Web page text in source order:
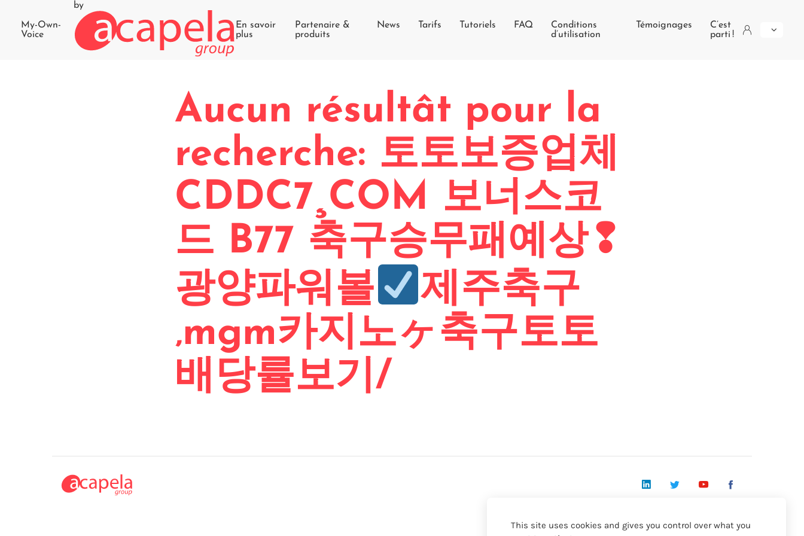
My-Own-
Voice
by
En savoir
plus
Partenaire &
produits
News Tarifs Tutoriels FAQ
Conditions
d’utilisation
Témoignages
C’est
parti !
Aucun résultât pour la
recherche: 토토보증업체
CDDC7¸COM 보너스코
드 B77 축구승무패예상❢
광양파워볼
제주축구
‚mgm카지노ヶ축구토토
배당률보기/
LinkedInTwitter YouTube
This site uses cookies and gives you control over what you